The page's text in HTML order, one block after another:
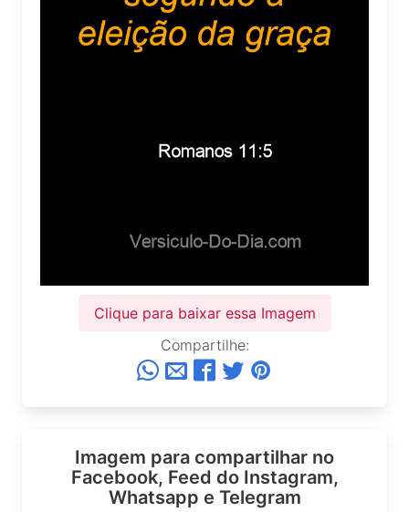
Clique para baixar essa Imagem
Compartilhe:
Imagem para compartilhar no
Facebook, Feed do Instagram,
Whatsapp e Telegram